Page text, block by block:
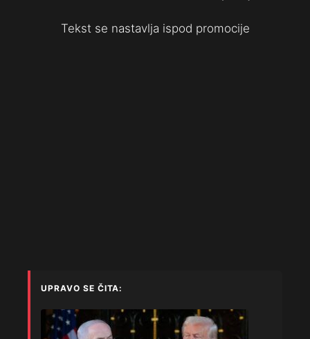
Tekst se nastavlja ispod promocije
UPRAVO SE ČITA: